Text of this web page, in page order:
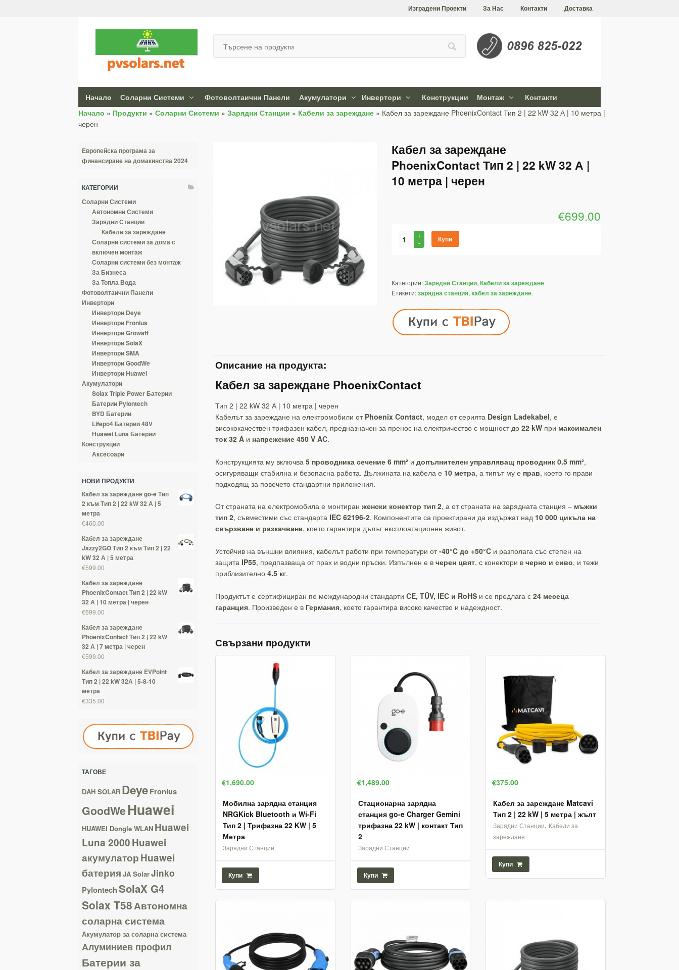
Изградени Проекти За Нас Контакти Доставка
Начало Соларни Системи Фотоволтаични Панели Акумулатори Инвертори Конструкции Монтаж
Контакти
Начало » Продукти »Соларни Системи »Зарядни Станции » Кабели за зареждане » Кабел за зареждане PhoenixContact Тип 2 | 22 kW 32 А | 10 метра |
черен
Кабел за зареждане
PhoenixContact Тип 2 | 22 kW 32 А |
10 метра | черен
€699.00
Купи
Категории:Зарядни Станции,Кабели за зареждане.
Етикети:зарядна станция,кабел за зареждане.
Описание на продукта:
Кабел за зареждане PhoenixContact
Тип 2 | 22 kW 32 А | 10 метра | черен
Кабелът за зареждане на електромобили от Phoenix Contact, модел от серията Design Ladekabel, е
висококачествен трифазен кабел, предназначен за пренос на електричество с мощност до 22 kWпри максимален
ток 32 Aи напрежение 450 V AC.
Конструкцията му включва 5 проводника сечение 6 mm²и допълнителен управляващ проводник 0.5 mm²,
осигуряващи стабилна и безопасна работа. Дължината на кабела е 10 метра, а типът му е прав, което го прави
подходящ за повечето стандартни приложения.
От страната на електромобила е монтиран женски конектор тип 2, а от страната на зарядната станция – мъжки
тип 2, съвместими със стандарта IEC 62196-2. Компонентите са проектирани да издържат над 10 000 цикъла на
свързване и разкачване, което гарантира дълъг експлоатационен живот.
Устойчив на външни влияния, кабелът работи при температури от-40°C до +50°Cи разполага със степен на
защита IP55, предпазваща от прах и водни пръски. Изпълнен е в черен цвят, с конектори в черно и сиво, и тежи
приблизително 4.5 кг.
Продуктът е сертифициран по международни стандарти CE, TÜV, IEC и RoHSи се предлага с 24 месеца
гаранция. Произведен е в Германия, което гарантира високо качество и надеждност.
Свързани продукти
€1,690.00
Мобилна зарядна станция
NRGKick Bluetooth и Wi-Fi
Тип 2 | Трифазна 22 KW | 5
Метра
Зарядни Станции
Купи
€1,489.00
Стационарна зарядна
станция go-e Charger Gemini
трифазна 22 kW | контакт Тип
2
Зарядни Станции
Купи
€375.00
Кабел за зареждане Matcavi
Тип 2 | 22 kW | 5 метра | жълт
Зарядни Станции, Кабели за
зареждане
Купи
Европейска програма за
финансиране на домакинства 2024
КАТЕГОРИИ
Соларни Системи
Автономни Системи
Зарядни Станции
Кабели за зареждане
Соларни системи за дома с
включен монтаж
Соларни системи без монтаж
За Бизнеса
За Топла Вода
Фотоволтаични Панели
Инвертори
Инвертори Deye
Инвертори Fronius
Инвертори Growatt
Инвертори SolaX
Инвертори SMA
Инвертори GoodWe
Инвертори Huawei
Акумулатори
Solax Triple Power Батерии
Батерии Pylontech
BYD Батерии
Lifepo4 Батерии 48V
Huawei Luna Батерии
Конструкции
Аксесоари
НОВИ ПРОДУКТИ
Кабел за зареждане go-e Тип
2 към Тип 2 | 22 kW 32 А | 5
метра
€460.00
Кабел за зареждане
Jazzy2GO Тип 2 към Тип 2 | 22
kW 32 А | 5 метра
€599.00
Кабел за зареждане
PhoenixContact Тип 2 | 22 kW
32 А | 10 метра | черен
€699.00
Кабел за зареждане
PhoenixContact Тип 2 | 22 kW
32 А | 7 метра | черен
€599.00
Кабел за зареждане EVPoint
Тип 2 | 22 kW 32А | 5-8-10
метра
€335.00
ТАГОВЕ
DAH SOLAR DeyeFronius
GoodWeHuawei
HUAWEI Dongle WLAN Huawei
Luna 2000Huawei
акумулаторHuawei
батерия JA SolarJinko
PylontechSolaX G4
Solax T58Автономна
соларна система
Акумулатор за соларна система
Алуминиев профил
Батерии за